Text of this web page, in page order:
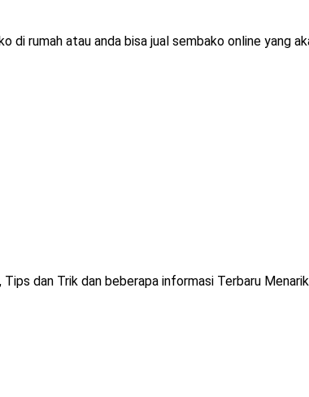
di rumah atau anda bisa jual sembako online yang
dan Trik dan beberapa informasi Terbaru Menarik